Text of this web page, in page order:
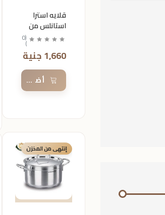
قلايه استرا
استانلس من
كركوماز (
0
)
1,660 جنية
أضف إلى السلة
إنتهى من المخزن